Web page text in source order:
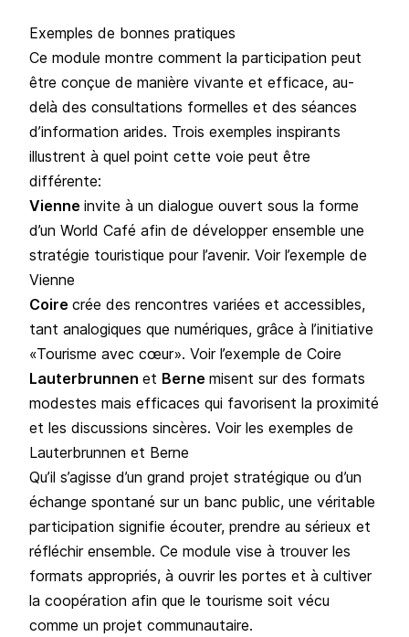
Exemples de bonnes pratiques
Ce module montre comment la participation peut
être conçue de manière vivante et efficace, au-
delà des consultations formelles et des séances
d’information arides. Trois exemples inspirants
illustrent à quel point cette voie peut être
différente:
Vienne invite à un dialogue ouvert sous la forme
d’un World Café afin de développer ensemble une
stratégie touristique pour l’avenir. Voir l’exemple de
Vienne
Coire crée des rencontres variées et accessibles,
tant analogiques que numériques, grâce à l’initiative
«Tourisme avec cœur». Voir l’exemple de Coire
Lauterbrunnen et Berne misent sur des formats
modestes mais efficaces qui favorisent la proximité
et les discussions sincères. Voir les exemples de
Lauterbrunnen et Berne
Qu’il s’agisse d’un grand projet stratégique ou d’un
échange spontané sur un banc public, une véritable
participation signifie écouter, prendre au sérieux et
réfléchir ensemble. Ce module vise à trouver les
formats appropriés, à ouvrir les portes et à cultiver
la coopération afin que le tourisme soit vécu
comme un projet communautaire.